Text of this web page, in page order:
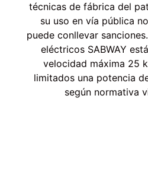
técnicas de fábrica del
su uso en vía pública
puede conllevar
eléctricos SABWAY
velocidad máxima 25
limitados una potencia
según normativa